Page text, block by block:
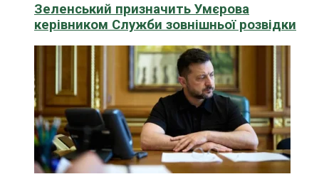
Зеленський призначить Умєрова
керівником Служби зовнішньої розвідки